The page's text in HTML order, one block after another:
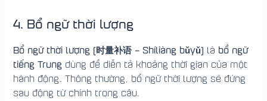
4. Bổ ngữ thời lượng
Bổ ngữ thời lượng (时量补语 – Shíliàng bǔyǔ) là bổ ngữ
tiếng Trung dùng để diễn tả khoảng thời gian của một
hành động. Thông thường, bổ ngữ thời lượng sẽ đứng
sau động từ chính trong câu.